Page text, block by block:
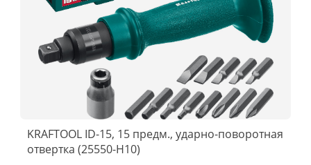
KRAFTOOL ID-15, 15 предм., ударно-поворотная
отвертка (25550-Н10)